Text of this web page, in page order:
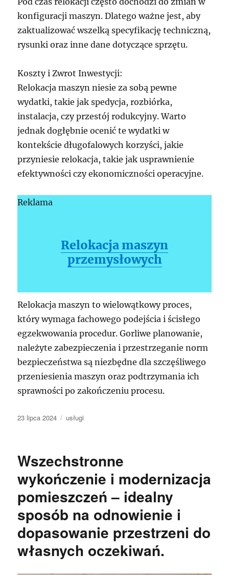
konfiguracji maszyn. Dlatego ważne jest, aby
zaktualizować wszelką specyfikację techniczną,
rysunki oraz inne dane dotyczące sprzętu.
Koszty i Zwrot Inwestycji:
Relokacja maszyn niesie za sobą pewne
wydatki, takie jak spedycja, rozbiórka,
instalacja, czy przestój rodukcyjny. Warto
jednak dogłębnie ocenić te wydatki w
kontekście długofalowych korzyści, jakie
przyniesie relokacja, takie jak usprawnienie
efektywności czy ekonomiczności operacyjne.
Reklama
Relokacja maszyn
przemysłowych
Relokacja maszyn to wielowątkowy proces,
który wymaga fachowego podejścia i ścisłego
egzekwowania procedur. Gorliwe planowanie,
należyte zabezpieczenia i przestrzeganie norm
bezpieczeństwa są niezbędne dla szczęśliwego
przeniesienia maszyn oraz podtrzymania ich
sprawności po zakończeniu procesu.
Data
23 lipca 2024 Kategorie
usługi
Wszechstronne
wykończenie i modernizacja
pomieszczeń – idealny
sposób na odnowienie i
dopasowanie przestrzeni do
własnych oczekiwań.